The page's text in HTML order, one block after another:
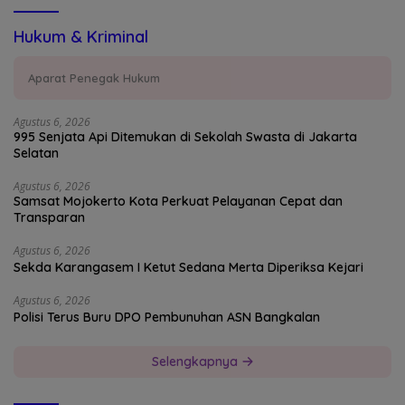
Hukum & Kriminal
Aparat Penegak Hukum
Agustus 6, 2026
995 Senjata Api Ditemukan di Sekolah Swasta di Jakarta
Selatan
Agustus 6, 2026
Samsat Mojokerto Kota Perkuat Pelayanan Cepat dan
Transparan
Agustus 6, 2026
Sekda Karangasem I Ketut Sedana Merta Diperiksa Kejari
Agustus 6, 2026
Polisi Terus Buru DPO Pembunuhan ASN Bangkalan
Selengkapnya